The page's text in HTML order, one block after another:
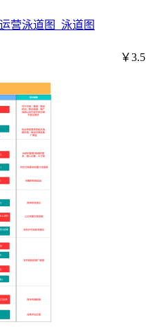
营泳道图_泳道图
￥3.5